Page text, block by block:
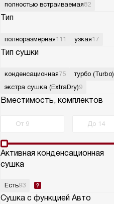
полностью встраиваемая82
Тип
полноразмерная111 узкая17
Тип сушки
конденсационная75 турбо (Turbo)
экстра сушка (ExtraDry)9
Вместимость, комплектов
Активная конденсационная
сушка
Есть93
Сушка с функцией Авто